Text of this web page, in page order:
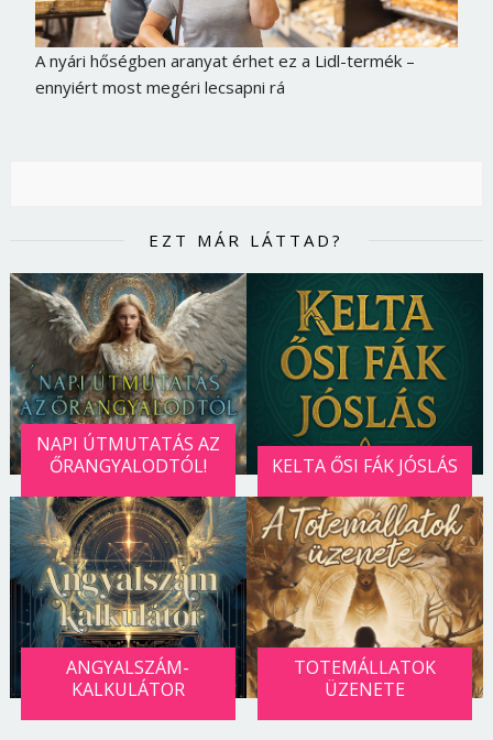
A nyári hőségben aranyat érhet ez a Lidl-termék –
ennyiért most megéri lecsapni rá
EZT MÁR LÁTTAD?
NAPI ÚTMUTATÁS AZ
ŐRANGYALODTÓL!
KELTA ŐSI FÁK JÓSLÁS
ANGYALSZÁM-
KALKULÁTOR
TOTEMÁLLATOK
ÜZENETE